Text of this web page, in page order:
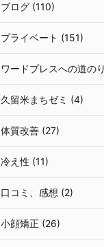
ブログ (110)
プライベート (151)
ワードプレスへの道の
久留米まちゼミ (4)
体質改善 (27)
冷え性 (11)
口コミ、感想 (2)
小顔矯正 (26)